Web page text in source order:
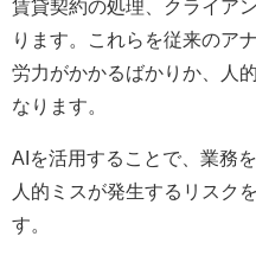
賃貸契約の処理、クライア
ります。これらを従来のア
労力がかかるばかりか、人
なります。
AIを活用することで、業務
人的ミスが発生するリスク
す。